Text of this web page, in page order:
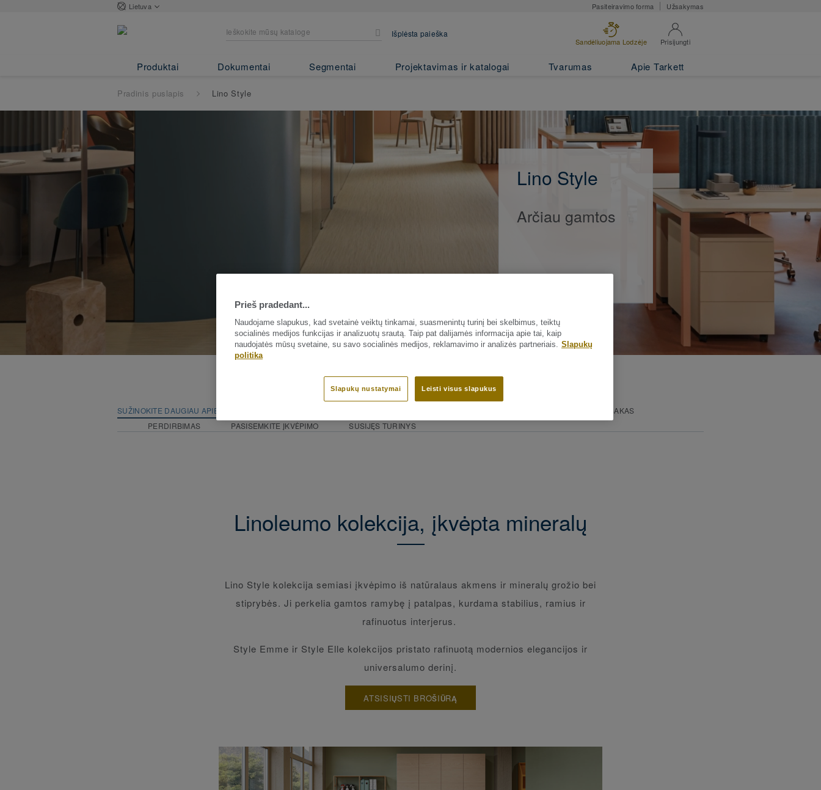
Lietuva Pasiteiravimo forma Užsakymas
Išplėsta paieška
Sandėliuojama Lodzėje Prisijungti
Produktai Dokumentai Segmentai Projektavimas ir katalogai Tvarumas Apie Tarkett
Pradinis puslapis Lino Style
Lino Style
Arčiau gamtos
SUŽINOKITE DAUGIAU APIE KOLEKCIJĄ
ŽIEDINIS ANGLIES PĖDSAKAS
PERDIRBIMAS
PASISEMKITE ĮKVĖPIMO SUSIJĘS TURINYS
Linoleumo kolekcija, įkvėpta mineralų
Lino Style kolekcija semiasi įkvėpimo iš natūralaus akmens ir mineralų grožio bei
stiprybės. Ji perkelia gamtos ramybę į patalpas, kurdama stabilius, ramius ir
rafinuotus interjerus.
Style Emme ir Style Elle kolekcijos pristato rafinuotą modernios elegancijos ir
universalumo derinį.
ATSISIŲSTI BROŠIŪRĄ
Prieš pradedant...
Naudojame slapukus, kad svetainė veiktų tinkamai, suasmenintų turinį bei skelbimus, teiktų
socialinės medijos funkcijas ir analizuotų srautą. Taip pat dalijamės informacija apie tai, kaip
naudojatės mūsų svetaine, su savo socialinės medijos, reklamavimo ir analizės partneriais. Slapukų
politika
Leisti visus slapukus
Slapukų nustatymai